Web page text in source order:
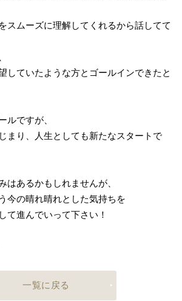
スムーズに理解してくれるから話してて
していたような方とゴールインできたと
ルですが、
まり、人生としても新たなスタートで
はあるかもしれませんが、
今の晴れ晴れとした気持ちを
て進んでいって下さい！
一覧に戻る